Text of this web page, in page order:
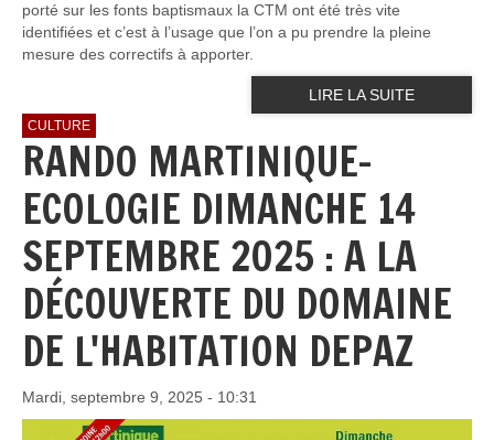
porté sur les fonts baptismaux la CTM ont été très vite
identifiées et c’est à l’usage que l’on a pu prendre la pleine
mesure des correctifs à apporter.
LIRE LA SUITE
CULTURE
RANDO MARTINIQUE-
ECOLOGIE DIMANCHE 14
SEPTEMBRE 2025 : A LA
DÉCOUVERTE DU DOMAINE
DE L'HABITATION DEPAZ
Mardi, septembre 9, 2025 - 10:31